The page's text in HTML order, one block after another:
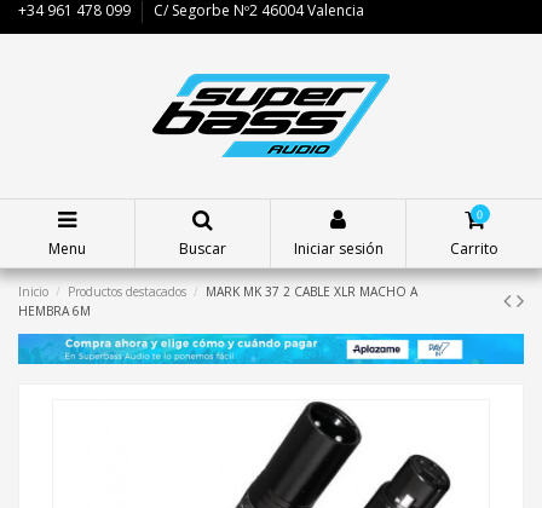
+34 961 478 099 C/ Segorbe Nº2 46004 Valencia
Menu Buscar Iniciar sesión
0
Carrito
Inicio Productos destacados
MARK MK 37 2 CABLE XLR MACHO A
HEMBRA 6M